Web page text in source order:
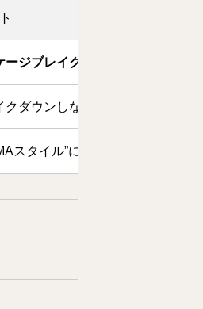
ジブレイク
クダウンしなくてもトップが取れる
スタイル”に最適